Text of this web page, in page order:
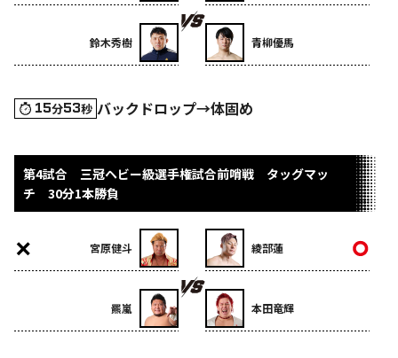
鈴木秀樹 青柳優馬
15分53秒 バックドロップ→体固め
第4試合 三冠ヘビー級選手権試合前哨戦 タッグマッ
チ 30分1本勝負
宮原健斗
羆嵐
綾部蓮
本田竜輝